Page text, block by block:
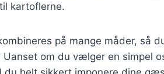
kartoflerne.
på mange måder, så
om du vælger en simpel